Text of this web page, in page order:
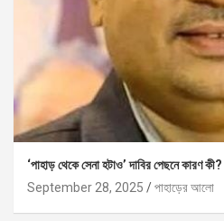
‘পাহাড় থেকে সেনা হটাও’ দাবির পেছনে কারণ কী?
September 28, 2025
পাহাড়ের আলো